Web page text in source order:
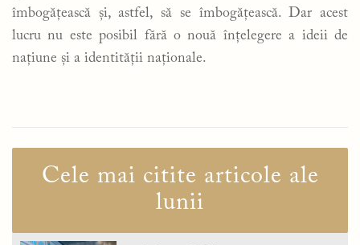
îmbogățească și, astfel, să se îmbogățească. Dar acest
lucru nu este posibil fără o nouă înțelegere a ideii de
națiune și a identității naționale.
Cele mai citite articole ale
lunii